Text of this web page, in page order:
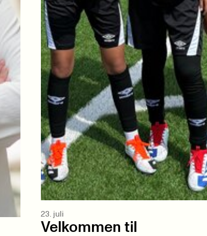
23. juli
Velkommen til